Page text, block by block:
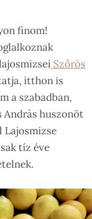
finom!
Szőrös
itthon is
a szabadban,
András huszonöt
Lajosmizse
tíz éve